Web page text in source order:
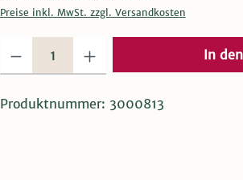
Preise inkl. MwSt. zzgl. Versandkosten
Produkt Anzahl: Gib den gewünschten Wert ein
In
Produktnummer: 3000813